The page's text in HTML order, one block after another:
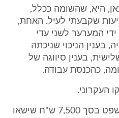
היא, שהשומה ככלל,
שקבעתי לעיל. האחת,
המערער לשני עדי
בענין הניכוי שניכתה
בענין סיווגה של
כהכנסת עבודה.
העקרוני.
המערער ישלם הוצאות המשפט בסך 7,500 ש"ח שישאו